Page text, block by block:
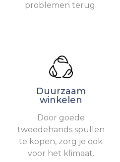
problemen terug.
Duurzaam
winkelen
Door goede
tweedehands spullen
te kopen, zorg je ook
voor het klimaat.